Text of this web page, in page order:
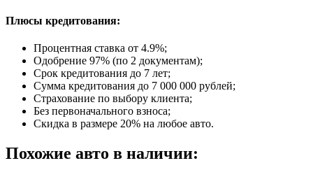
Плюсы кредитования:
Процентная ставка от 4.9%;
Одобрение 97% (по 2 документам);
Срок кредитования до 7 лет;
Сумма кредитования до 7 000 000 рублей;
Страхование по выбору клиента;
Без первоначального взноса;
Скидка в размере 20% на любое авто.
Похожие авто в наличии: